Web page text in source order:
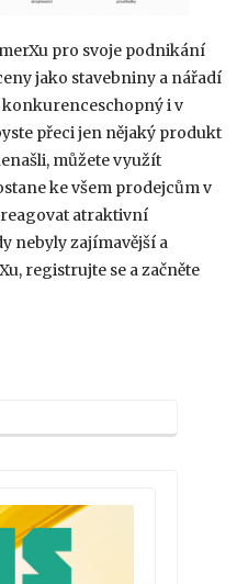
pro svoje podnikání
jako stavebniny a nářadí
konkurenceschopný i v
přeci jen nějaký produkt
můžete využít
ke všem prodejcům v
atraktivní
nebyly zajímavější a
registrujte se a začněte